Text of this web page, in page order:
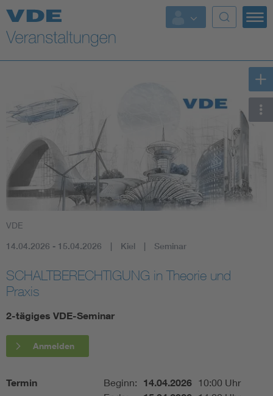
Top Themen
Fokusthemen
Energy
AI & Digital Trust
Health
Mobility
Assisted Living
VDE
14.04.2026 - 15.04.2026 Kiel Seminar
SCHALTBERECHTIGUNG in Theorie und
Praxis
2-tägiges VDE-Seminar
Anmelden
Termin Beginn: 14.04.2026 10:00 Uhr